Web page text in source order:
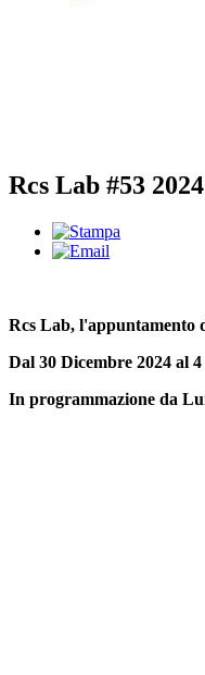
Rcs Lab #53
Rcs Lab, l'appuntamento
Dal 30 Dicembre 2024 al
In programmazione da